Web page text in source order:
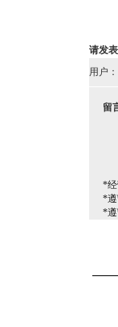
请发
用户：
留
*经
*遵
*遵